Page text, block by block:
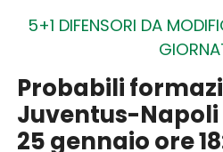
5+1 DIFENSORI DA
Probabili
Juventus-
25 gennaio ore